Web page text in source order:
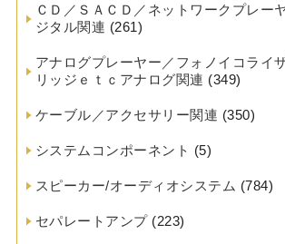
ＣＤ／ＳＡＣＤ／ネットワークプレー
ジタル関連 (261)
アナログプレーヤー／フォノイコライ
リッジｅｔｃアナログ関連 (349)
ケーブル／アクセサリー関連 (350)
システムコンポーネント (5)
スピーカー/オーディオシステム (784)
セパレートアンプ(223)